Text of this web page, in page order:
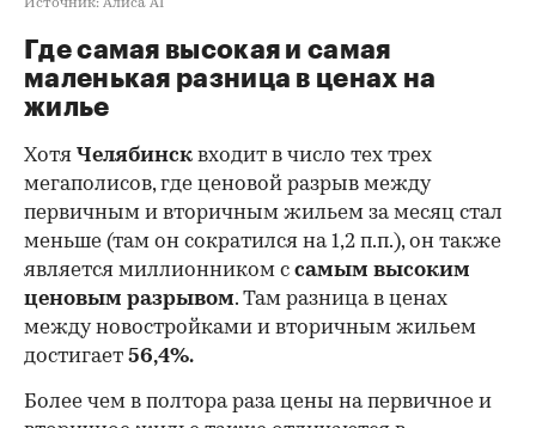
Источник: Алиса AI
Где самая высокая и самая
маленькая разница в ценах на
жилье
Хотя Челябинск входит в число тех трех
мегаполисов, где ценовой разрыв между
первичным и вторичным жильем за месяц стал
меньше (там он сократился на 1,2 п.п.), он также
является миллионником с самым высоким
ценовым разрывом. Там разница в ценах
между новостройками и вторичным жильем
достигает 56,4%.
Более чем в полтора раза цены на первичное и